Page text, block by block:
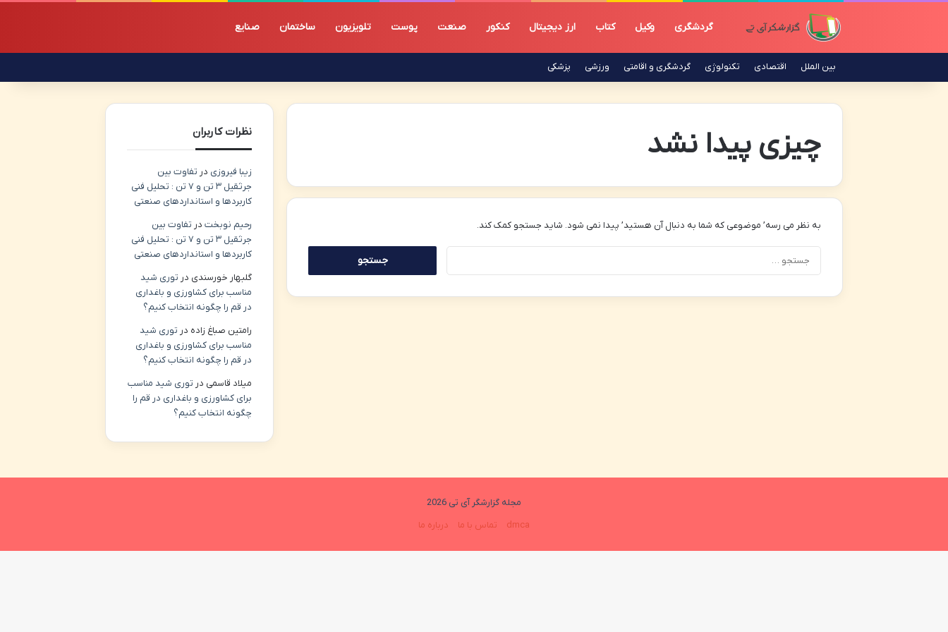
گردشگری وکیل کتاب ارز دیجیتال کنکور صنعت پوست تلویزیون ساختمان صنایع
بین الملل اقتصادی تکنولوژی گردشگری و اقامتی ورزشی پزشکی
چیزی پیدا نشد
به نظر می رسه’ موضوعی که شما به دنبال آن هستید’ پیدا نمی شود. شاید جستجو کمک کند.
نظرات کاربران
زیبا فیروزی در تفاوت بین
جرثقیل ۳ تن و ۷ تن : تحلیل فنی
کاربردها و استانداردهای صنعتی
رحیم نوبختدر تفاوت بین
جرثقیل ۳ تن و ۷ تن : تحلیل فنی
کاربردها و استانداردهای صنعتی
گلبهار خورسندی در توری شید
مناسب برای کشاورزی و باغداری
در قم را چگونه انتخاب کنیم؟
رامتین صباغ زاده در توری شید
مناسب برای کشاورزی و باغداری
در قم را چگونه انتخاب کنیم؟
میلاد قاسمی در توری شید مناسب
برای کشاورزی و باغداری در قم را
چگونه انتخاب کنیم؟
مجله گزارشگر آی تی 2026
dmca
تماس با ما درباره ما